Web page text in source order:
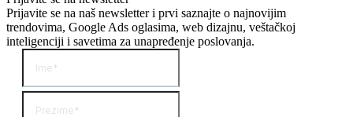
Prijavite se na naš newsletter i prvi saznajte o najnovijim
trendovima, Google Ads oglasima, web dizajnu, veštačkoj
inteligenciji i savetima za unapređenje poslovanja.